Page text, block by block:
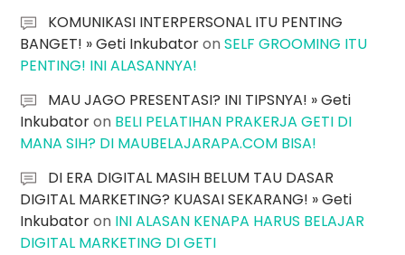
KOMUNIKASI INTERPERSONAL ITU PENTING
BANGET! » Geti InkubatoronSELF GROOMING ITU
PENTING! INI ALASANNYA!
MAU JAGO PRESENTASI? INI TIPSNYA! » Geti
Inkubatoron BELI PELATIHAN PRAKERJA GETI DI
MANA SIH? DI MAUBELAJARAPA.COM BISA!
DI ERA DIGITAL MASIH BELUM TAU DASAR
DIGITAL MARKETING? KUASAI SEKARANG! » Geti
Inkubatoron INI ALASAN KENAPA HARUS BELAJAR
DIGITAL MARKETING DI GETI